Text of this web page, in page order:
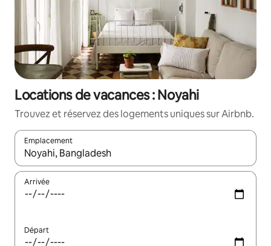
Locations de vacances : Noyahi
Trouvez et réservez des logements uniques sur Airbnb.
Emplacement
Quand les résultats sont affichés, parcourez-les en utilisant
Arrivée
Départ